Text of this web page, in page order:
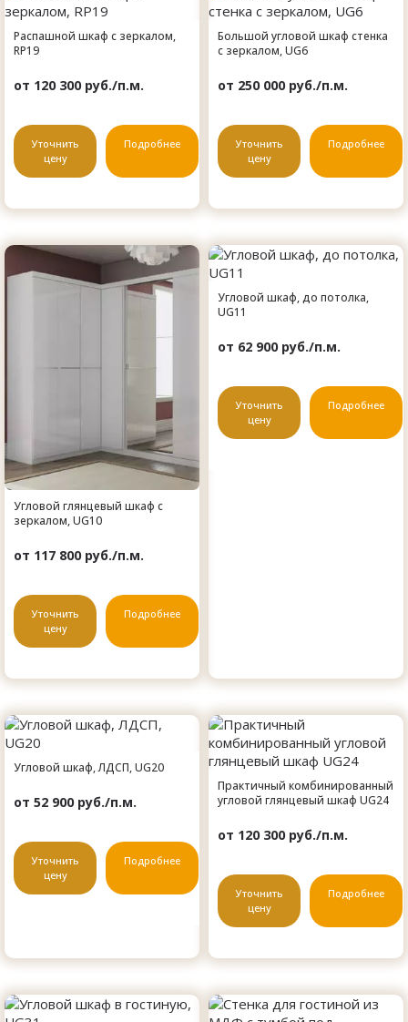
Распашной шкаф с зеркалом,
RP19
от 120 300 руб./п.м.
Уточнить
цену
Подробнее
Большой угловой шкаф стенка
с зеркалом, UG6
от 250 000 руб./п.м.
Уточнить
цену
Подробнее
Угловой глянцевый шкаф с
зеркалом, UG10
от 117 800 руб./п.м.
Уточнить
цену
Подробнее
Угловой шкаф, до потолка,
UG11
от 62 900 руб./п.м.
Уточнить
цену
Подробнее
Угловой шкаф, ЛДСП, UG20
от 52 900 руб./п.м.
Уточнить
цену
Подробнее
Практичный комбинированный
угловой глянцевый шкаф UG24
от 120 300 руб./п.м.
Уточнить
цену
Подробнее